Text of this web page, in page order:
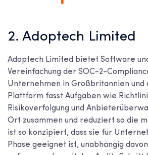
2. Adoptech Limited
Adoptech Limited bietet Software
Vereinfachung der SOC-2-
Unternehmen in Großbritannien und
Plattform fasst Aufgaben wie
Risikoverfolgung und
Ort zusammen und reduziert so die
ist so konzipiert, dass sie für
Phase geeignet ist, unabhängig